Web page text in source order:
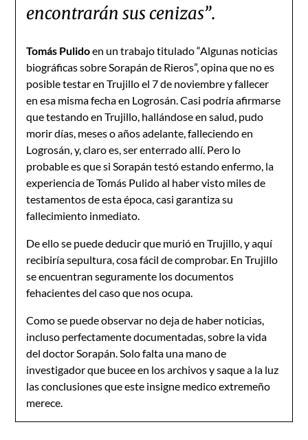
encontrarán sus cenizas”.
Tomás Pulidoen un trabajo titulado “Algunas noticias
biográficas sobre Sorapán de Rieros”, opina que no es
posible testar en Trujillo el 7 de noviembre y fallecer
en esa misma fecha en Logrosán. Casi podría afirmarse
que testando en Trujillo, hallándose en salud, pudo
morir días, meses o años adelante, falleciendo en
Logrosán, y, claro es, ser enterrado allí. Pero lo
probable es que si Sorapán testó estando enfermo, la
experiencia de Tomás Pulido al haber visto miles de
testamentos de esta época, casi garantiza su
fallecimiento inmediato.
De ello se puede deducir que murió en Trujillo, y aquí
recibiría sepultura, cosa fácil de comprobar. En Trujillo
se encuentran seguramente los documentos
fehacientes del caso que nos ocupa.
Como se puede observar no deja de haber noticias,
incluso perfectamente documentadas, sobre la vida
del doctor Sorapán. Solo falta una mano de
investigador que bucee en los archivos y saque a la luz
las conclusiones que este insigne medico extremeño
merece.